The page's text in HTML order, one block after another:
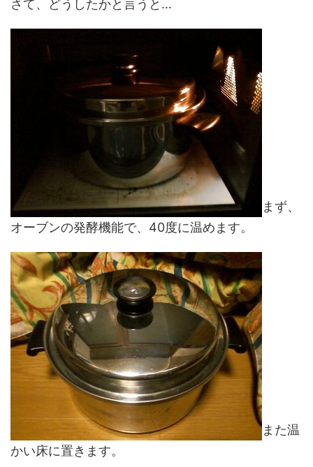
さて、どうしたかと言うと…
まず、
オーブンの発酵機能で、40度に温めます。
また温
かい床に置きます。